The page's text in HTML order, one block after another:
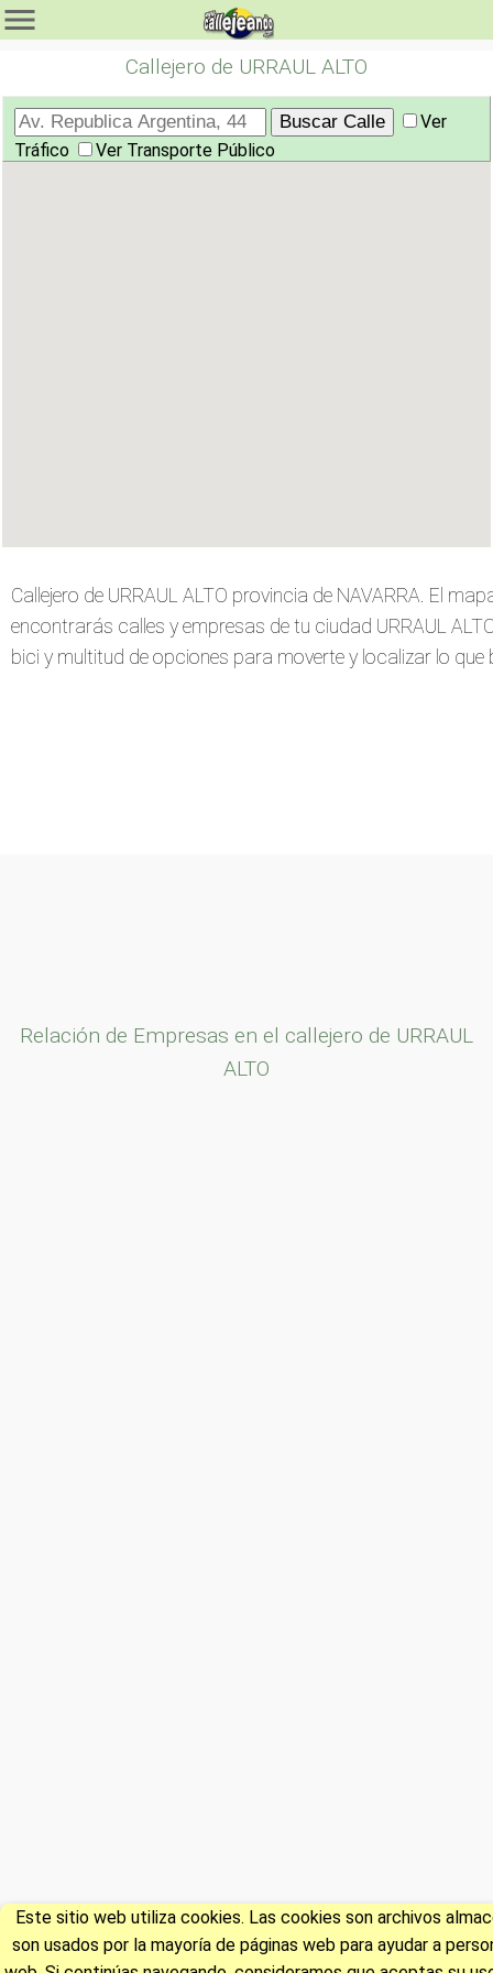
Callejero de URRAUL ALTO
Ver
Tráfico
Ver Transporte Público
Callejero de URRAUL ALTO provincia de NAVARRA. El
encontrarás calles y empresas de tu ciudad URRAUL
bici y multitud de opciones para moverte y localizar lo que
Relación de Empresas en el callejero de URRAUL
ALTO
Este sitio web utiliza cookies. Las cookies son archivos
son usados por la mayoría de páginas web para ayudar a